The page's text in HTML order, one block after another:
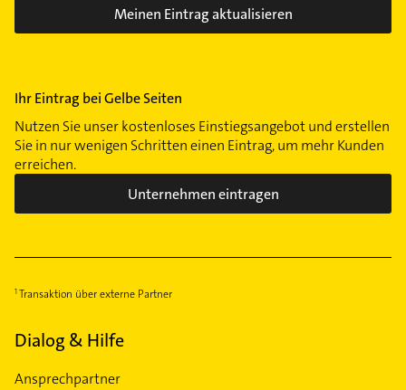
Meinen Eintrag aktualisieren
Ihr Eintrag bei Gelbe Seiten
Nutzen Sie unser kostenloses Einstiegsangebot und erstellen
Sie in nur wenigen Schritten einen Eintrag, um mehr Kunden
erreichen.
Unternehmen eintragen
Transaktion über externe Partner
Dialog & Hilfe
Ansprechpartner